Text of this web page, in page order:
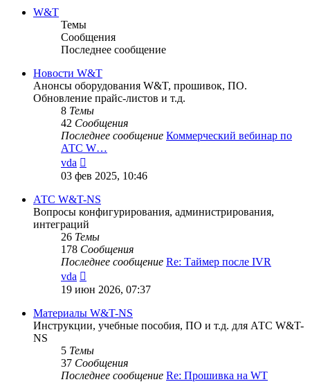
W&T
Темы
Сообщения
Последнее сообщение
Новости W&T
Анонсы оборудования W&T, прошивок, ПО.
Обновление прайс-листов и т.д.
8 Темы
42 Сообщения
Последнее сообщение Коммерческий вебинар по
АТС W…
vda
к
последнему
сообщению
03 фев 2025, 10:46
АТС W&T-NS
Вопросы конфигурирования, администрирования,
интеграций
26 Темы
178 Сообщения
Последнее сообщение Re: Таймер после IVR
vda
к
последнему
сообщению
19 июн 2026, 07:37
Материалы W&T-NS
Инструкции, учебные пособия, ПО и т.д. для АТС W&T-
NS
5 Темы
37 Сообщения
Последнее сообщение Re: Прошивка на WT